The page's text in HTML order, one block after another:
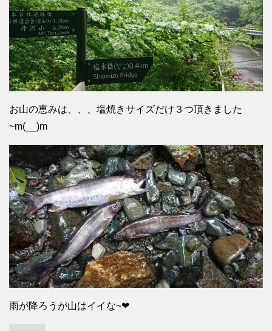
お山の恵みは、、、塩焼きサイズだけ３つ頂きました
~m(__)m
雨が降ろうが山はイイな~❤